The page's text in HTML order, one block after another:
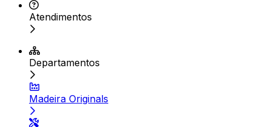
Atendimentos
Departamentos
Madeira Originals